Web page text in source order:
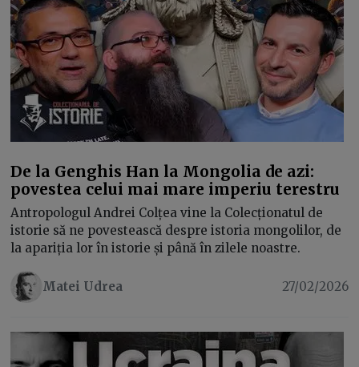
De la Genghis Han la Mongolia de azi:
povestea celui mai mare imperiu terestru
Antropologul Andrei Colțea vine la Colecționatul de
istorie să ne povestească despre istoria mongolilor, de
la apariția lor în istorie și până în zilele noastre.
Matei Udrea 27/02/2026